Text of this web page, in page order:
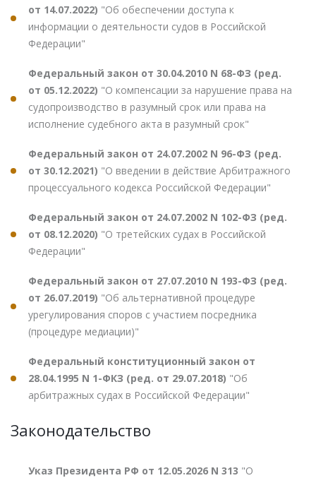
от 14.07.2022) "Об обеспечении доступа к
информации о деятельности судов в Российской
Федерации"
Федеральный закон от 30.04.2010 N 68-ФЗ (ред.
от 05.12.2022) "О компенсации за нарушение права на
судопроизводство в разумный срок или права на
исполнение судебного акта в разумный срок"
Федеральный закон от 24.07.2002 N 96-ФЗ (ред.
от 30.12.2021) "О введении в действие Арбитражного
процессуального кодекса Российской Федерации"
Федеральный закон от 24.07.2002 N 102-ФЗ (ред.
от 08.12.2020) "О третейских судах в Российской
Федерации"
Федеральный закон от 27.07.2010 N 193-ФЗ (ред.
от 26.07.2019) "Об альтернативной процедуре
урегулирования споров с участием посредника
(процедуре медиации)"
Федеральный конституционный закон от
28.04.1995 N 1-ФКЗ (ред. от 29.07.2018) "Об
арбитражных судах в Российской Федерации"
Законодательство
Указ Президента РФ от 12.05.2026 N 313 "О